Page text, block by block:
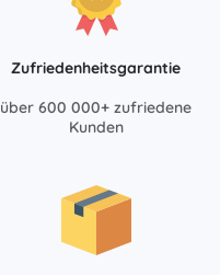
Zufriedenheitsgarantie
über 600 000+ zufriedene
Kunden